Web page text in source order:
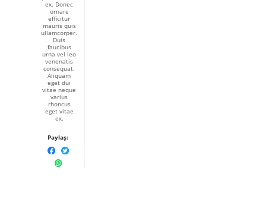
ex. Donec
ornare
efficitur
mauris quis
ullamcorper.
Duis
faucibus
urna vel leo
venenatis
consequat.
Aliquam
eget dui
vitae neque
varius
rhoncus
eget vitae
ex.
Paylaş: